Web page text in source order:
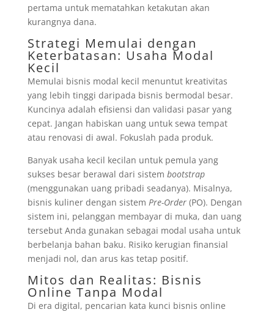
pertama untuk mematahkan ketakutan akan
kurangnya dana.
Strategi Memulai dengan
Keterbatasan: Usaha Modal
Kecil
Memulai bisnis modal kecil menuntut kreativitas
yang lebih tinggi daripada bisnis bermodal besar.
Kuncinya adalah efisiensi dan validasi pasar yang
cepat. Jangan habiskan uang untuk sewa tempat
atau renovasi di awal. Fokuslah pada produk.
Banyak usaha kecil kecilan untuk pemula yang
sukses besar berawal dari sistem bootstrap
(menggunakan uang pribadi seadanya). Misalnya,
bisnis kuliner dengan sistem Pre-Order(PO). Dengan
sistem ini, pelanggan membayar di muka, dan uang
tersebut Anda gunakan sebagai modal usaha untuk
berbelanja bahan baku. Risiko kerugian finansial
menjadi nol, dan arus kas tetap positif.
Mitos dan Realitas: Bisnis
Online Tanpa Modal
Di era digital, pencarian kata kunci bisnis online